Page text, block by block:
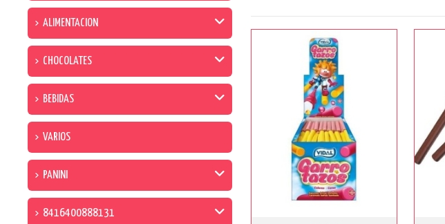
ALIMENTACION
CHOCOLATES
BEBIDAS
VARIOS
PANINI
8416400888131